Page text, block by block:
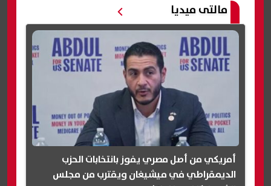
مالتى ميديا
أمريكي من أصل مصري يفوز بانتخابات الحزب
الديمقراطي في ميشيغان ويقترب من مجلس